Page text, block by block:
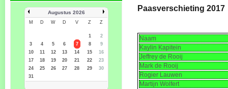
Augustus 2026
M D W D V Z Z
1
2
3
4 5 6 7 8
9
10
11 12 13 14 15
16
17
18 19 20 21 22
23
24
25 26 27 28 29
30
31
Paasverschieting 2017
Naam
Kaylin Kapitein
Jeffrey de Rooij
Mark de Rooij
Rogier Lauwen
Martijn Wolfert